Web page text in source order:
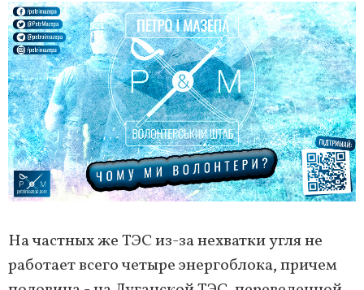
На частных же ТЭС из-за нехватки угля не
работает всего четыре энергоблока, причем